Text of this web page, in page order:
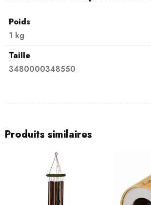
Poids
1 kg
Taille
3480000348550
Produits similaires